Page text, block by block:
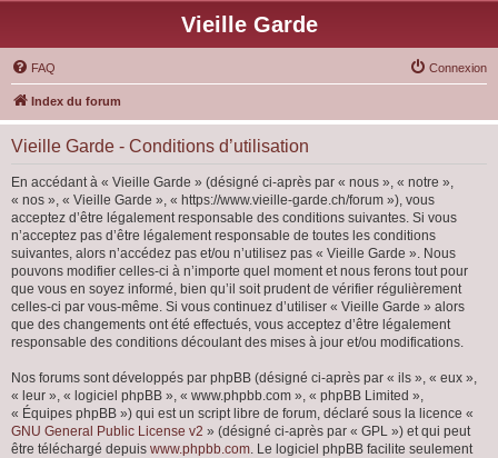
Vieille Garde
FAQ Connexion
Index du forum
Vieille Garde - Conditions d’utilisation
En accédant à « Vieille Garde » (désigné ci-après par « nous », « notre »,
« nos », « Vieille Garde », « https://www.vieille-garde.ch/forum »), vous
acceptez d’être légalement responsable des conditions suivantes. Si vous
n’acceptez pas d’être légalement responsable de toutes les conditions
suivantes, alors n’accédez pas et/ou n’utilisez pas « Vieille Garde ». Nous
pouvons modifier celles-ci à n’importe quel moment et nous ferons tout pour
que vous en soyez informé, bien qu’il soit prudent de vérifier régulièrement
celles-ci par vous-même. Si vous continuez d’utiliser « Vieille Garde » alors
que des changements ont été effectués, vous acceptez d’être légalement
responsable des conditions découlant des mises à jour et/ou modifications.
Nos forums sont développés par phpBB (désigné ci-après par « ils », « eux »,
« leur », « logiciel phpBB », « www.phpbb.com », « phpBB Limited »,
« Équipes phpBB ») qui est un script libre de forum, déclaré sous la licence «
GNU General Public License v2 » (désigné ci-après par « GPL ») et qui peut
être téléchargé depuis www.phpbb.com. Le logiciel phpBB facilite seulement